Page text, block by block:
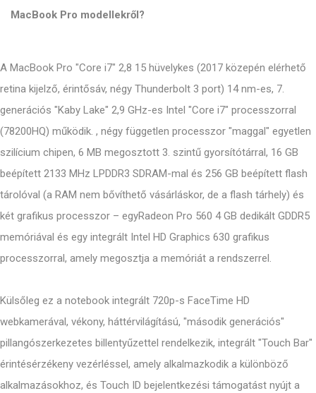
MacBook Pro modellekről?
A MacBook Pro "Core i7" 2,8 15 hüvelykes (2017 közepén elérhető
retina kijelző, érintősáv, négy Thunderbolt 3 port) 14 nm-es, 7.
generációs "Kaby Lake" 2,9 GHz-es Intel "Core i7" processzorral
(78200HQ) működik. , négy független processzor "maggal" egyetlen
szilícium chipen, 6 MB megosztott 3. szintű gyorsítótárral, 16 GB
beépített 2133 MHz LPDDR3 SDRAM-mal és 256 GB beépített flash
tárolóval (a RAM nem bővíthető vásárláskor, de a flash tárhely) és
két grafikus processzor – egyRadeon Pro 560 4 GB dedikált GDDR5
memóriával és egy integrált Intel HD Graphics 630 grafikus
processzorral, amely megosztja a memóriát a rendszerrel.
Külsőleg ez a notebook integrált 720p-s FaceTime HD
webkamerával, vékony, háttérvilágítású, "második generációs"
pillangószerkezetes billentyűzettel rendelkezik, integrált "Touch Bar"
érintésérzékeny vezérléssel, amely alkalmazkodik a különböző
alkalmazásokhoz, és Touch ID bejelentkezési támogatást nyújt a